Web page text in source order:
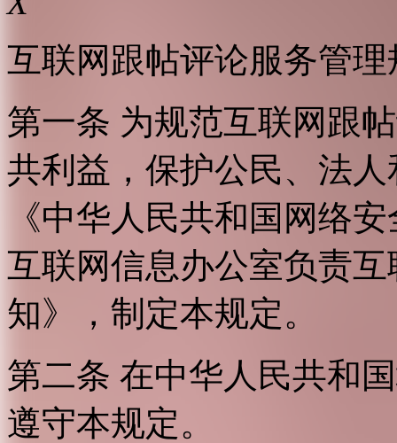
互联网跟帖评论服务管理
第一条 为规范互联网跟
共利益，保护公民、法
《中华人民共和国网络
互联网信息办公室负责
知》，制定本规定。
第二条 在中华人民共和
遵守本规定。